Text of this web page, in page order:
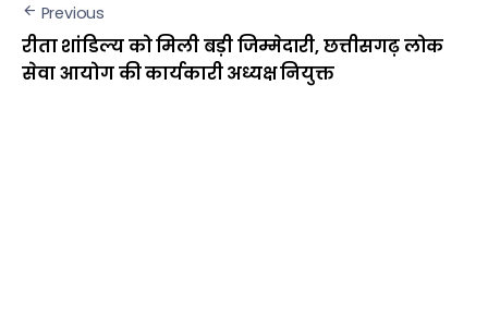
Previous
रीता शांडिल्य को मिली बड़ी जिम्मेदारी, छत्तीसगढ़ लोक
सेवा आयोग की कार्यकारी अध्यक्ष नियुक्त